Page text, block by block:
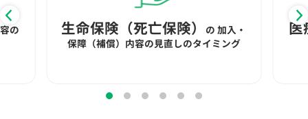
生命保険（死亡保険） の 加入・
保障（補償）内容の見直しのタイミング
医
の